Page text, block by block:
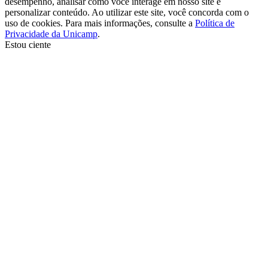
personalizar conteúdo. Ao utilizar este site, você concorda com o
uso de cookies. Para mais informações, consulte a Política de
Privacidade da Unicamp.
Estou ciente